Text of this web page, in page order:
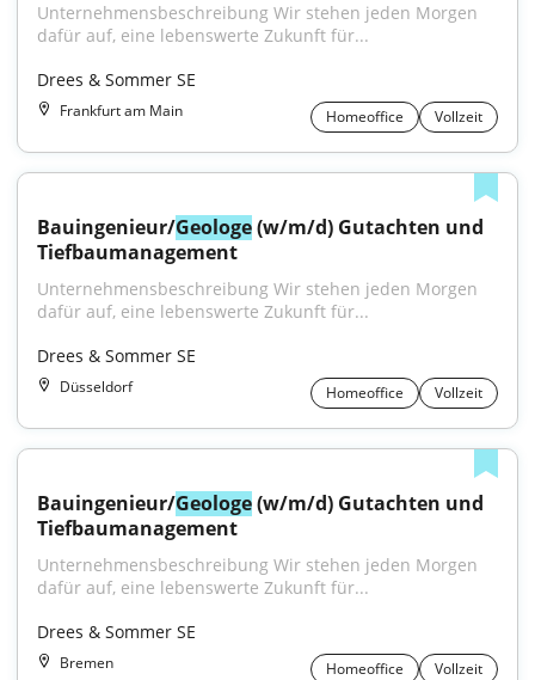
Unternehmensbeschreibung Wir stehen jeden Morgen
dafür auf, eine lebenswerte Zukunft für...
Drees & Sommer SE
Frankfurt am Main Homeoffice Vollzeit
Bauingenieur/Geologe (w/m/d) Gutachten und
Tiefbaumanagement
Unternehmensbeschreibung Wir stehen jeden Morgen
dafür auf, eine lebenswerte Zukunft für...
Drees & Sommer SE
Düsseldorf Homeoffice Vollzeit
Bauingenieur/Geologe (w/m/d) Gutachten und
Tiefbaumanagement
Unternehmensbeschreibung Wir stehen jeden Morgen
dafür auf, eine lebenswerte Zukunft für...
Drees & Sommer SE
Bremen Homeoffice Vollzeit